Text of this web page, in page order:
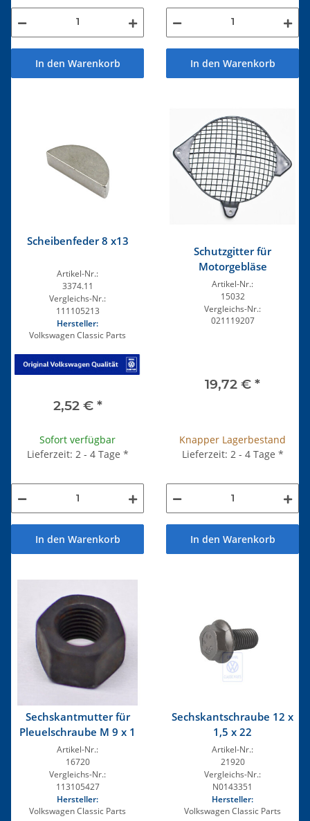
In den Warenkorb In den Warenkorb
Scheibenfeder 8 x13
Artikel-Nr.:
3374.11
Vergleichs-Nr.:
111105213
Hersteller:
Volkswagen Classic Parts
2,52 € *
Sofort verfügbar
Lieferzeit: 2 - 4 Tage *
In den Warenkorb
Schutzgitter für
Motorgebläse
Artikel-Nr.:
15032
Vergleichs-Nr.:
021119207
19,72 € *
Knapper Lagerbestand
Lieferzeit: 2 - 4 Tage *
In den Warenkorb
Sechskantmutter für
Pleuelschraube M 9 x 1
Artikel-Nr.:
16720
Vergleichs-Nr.:
113105427
Hersteller:
Volkswagen Classic Parts
Sechskantschraube 12 x
1,5 x 22
Artikel-Nr.:
21920
Vergleichs-Nr.:
N0143351
Hersteller:
Volkswagen Classic Parts